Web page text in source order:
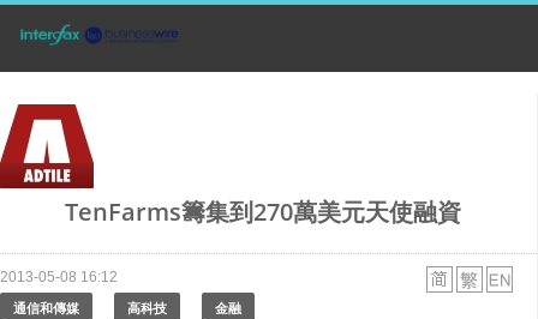
TenFarms籌集到270萬美元天使融資
2013-05-08 16:12
通信和傳媒 高科技 金融